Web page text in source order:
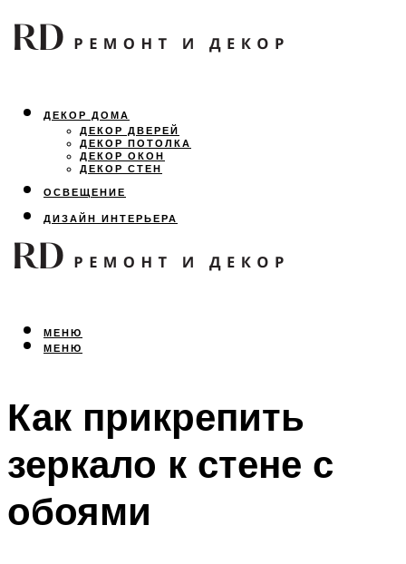
ДЕКОР ДОМА
ДЕКОР ДВЕРЕЙ
ДЕКОР ПОТОЛКА
ДЕКОР ОКОН
ДЕКОР СТЕН
ОСВЕЩЕНИЕ
ДИЗАЙН ИНТЕРЬЕРА
ЛАНДШАФТНЫЙ ДИЗАЙН
ВСЕ ПРО РЕМОНТ
МЕНЮ
МЕНЮ
Как прикрепить
зеркало к стене с
обоями